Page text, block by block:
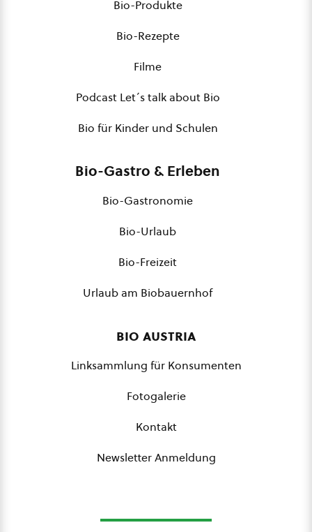
Bio-Produkte
Bio-Rezepte
Filme
Podcast Let´s talk about Bio
Bio für Kinder und Schulen
Bio-Gastro & Erleben
Bio-Gastronomie
Bio-Urlaub
Bio-Freizeit
Urlaub am Biobauernhof
bio austria
Linksammlung für Konsumenten
Fotogalerie
Kontakt
Newsletter Anmeldung